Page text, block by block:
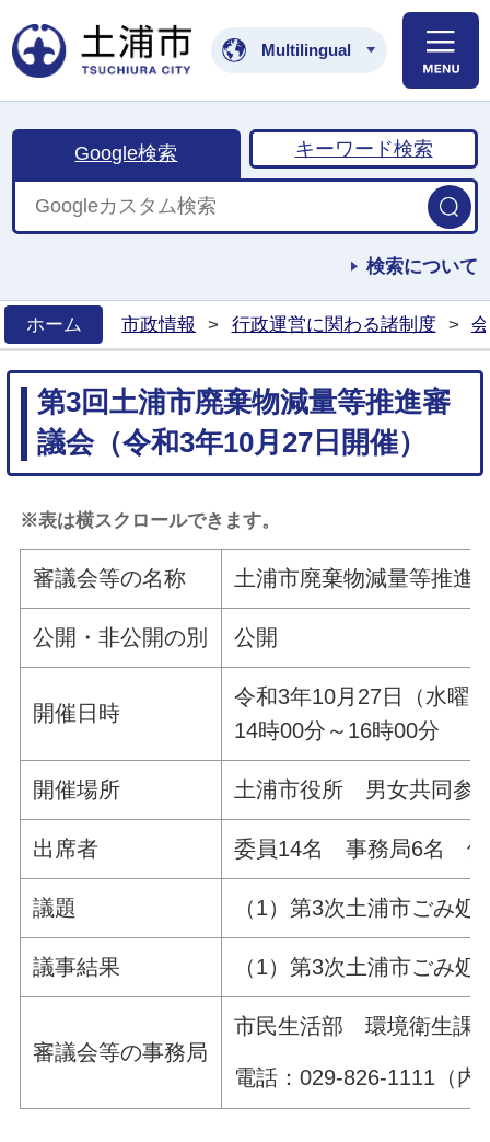
土浦市公式ホームペ
Multilingual
Google検索 キーワード検索
検索について
ホーム
市政情報 > 行政運営に関わる諸制度 >
第3回土浦市廃棄物減量等推進審
議会（令和3年10月27日開催）
※表は横スクロールできます。
審議会等の名称 土浦市廃棄物減量等推進
公開・非公開の別 公開
開催日時
令和3年10月27日（水
14時00分～16時00分
開催場所 土浦市役所 男女共同参
出席者 委員14名 事務局6名 傍
議題 （1）第3次土浦市ご
議事結果 （1）第3次土浦市ごみ
審議会等の事務局
市民生活部 環境衛生課
電話：029-826-1111（